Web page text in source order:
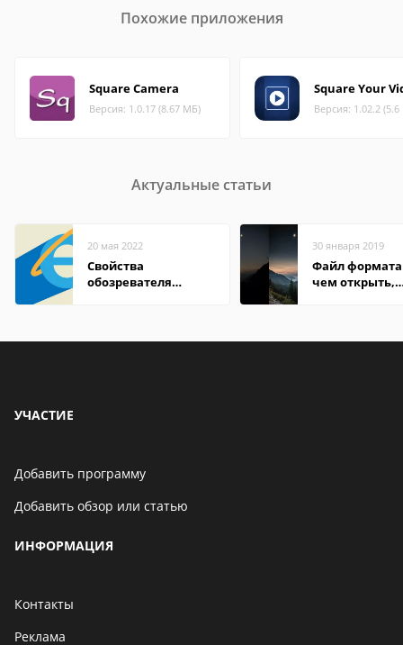
Похожие приложения
Square Camera
Версия: 1.0.17 (8.67 МБ)
Square Your
Версия: 1.02.2
Актуальные статьи
20 мая 2022
Свойства
обозревателя
30 января 2019
Файл
чем открыть,
УЧАСТИЕ
Добавить программу
Добавить обзор или статью
ИНФОРМАЦИЯ
Контакты
Реклама